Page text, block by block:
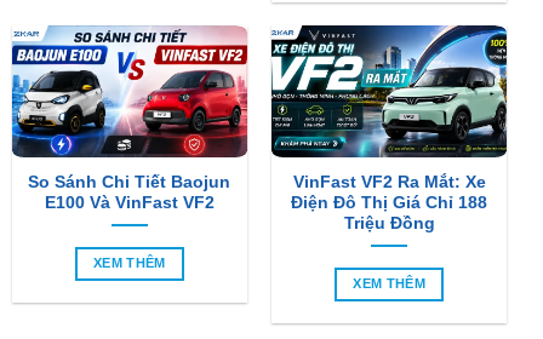
So Sánh Chi Tiết Baojun
E100 Và VinFast VF2
XEM THÊM
VinFast VF2 Ra Mắt: Xe
Điện Đô Thị Giá Chỉ 188
Triệu Đồng
XEM THÊM